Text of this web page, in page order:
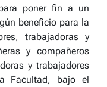
poner fin a un
beneficio para la
trabajadoras y
y compañeros
y trabajadores
Facultad, bajo el